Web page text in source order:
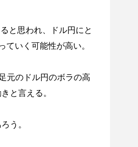
と思われ、ドル円にと
いく可能性が高い。
元のドル円のボラの高
と言える。
う。